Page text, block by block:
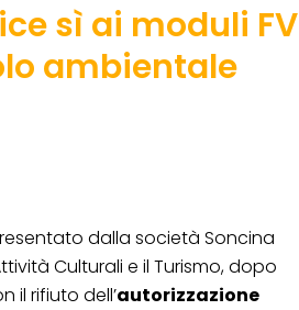
sì ai moduli FV
ambientale
dalla società Soncina
Culturali e il Turismo, dopo
il rifiuto dell’autorizzazione